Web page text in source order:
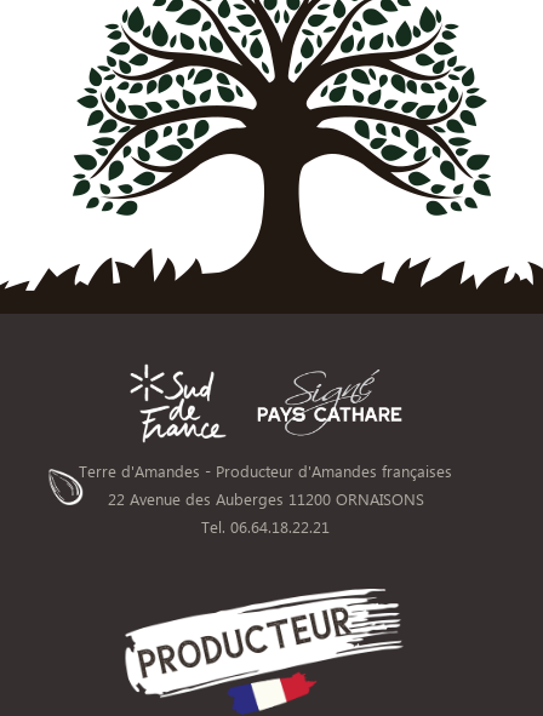
Terre d'Amandes - Producteur d'Amandes françaises
22 Avenue des Auberges 11200 ORNAISONS
Tel. 06.64.18.22.21